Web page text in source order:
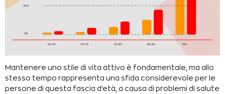
Mantenere uno stile di vita attivo è fondamentale, ma allo
stesso tempo rappresenta una sfida considerevole per le
persone di questa fascia d'età, a causa di problemi di salute